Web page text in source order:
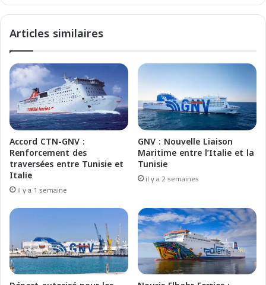
o
t
’
A
l
e
r
v
é
h
i
c
u
l
s
i
n
t
c
i
o
s
a
t
h
e
P
o
r
t
o
f
g
i
e
Articles similaires
Accord CTN-GNV :
Renforcement des
traversées entre Tunisie et
Italie
il y a 1 semaine
GNV : Nouvelle Liaison
Maritime entre l’Italie et la
Tunisie
il y a 2 semaines